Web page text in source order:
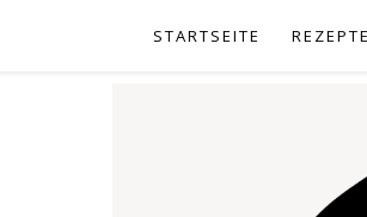
STARTSEITE